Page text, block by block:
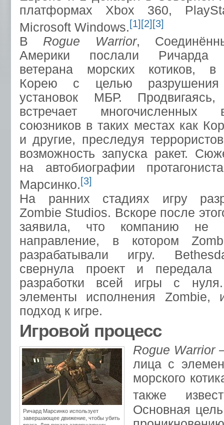
платформах Xbox 360,
Microsoft Windows.[1][2][3]
В Rogue Warrior,
Америки послали Ричарда
ветерана морских котиков,
Корею с целью разрушения
установок МБР.
встречает
союзников в таких местах как
и другие, преследуя
возможность запуска ракет.
на автобиографии
Марсинко.[3]
На ранних стадиях игру
Zombie Studios. Вскоре после
заявила, что компанию не
направление, в котором
разрабатывали игру.
свернула проект и передала
разработки всей игры с
элементы исполнения Zombie,
подход к игре.
Игровой процесс
Ричард Марсинко использует
завершающее движение, чтобы убить
Rogue Warrior
лица с
морского
также
Основная